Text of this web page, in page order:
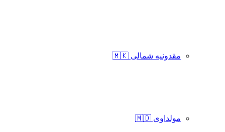
مقدونیه شمالی 🇲🇰
مولداوی 🇲🇩